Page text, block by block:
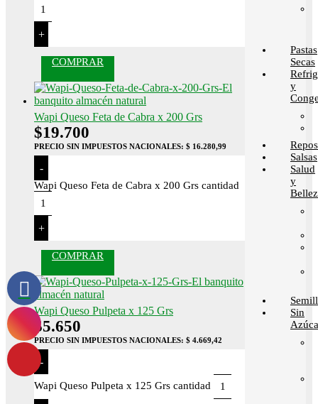
+
COMPRAR
Wapi Queso Feta de Cabra x 200 Grs
$19.700
PRECIO SIN IMPUESTOS NACIONALES: $ 16.280,99
-
Wapi Queso Feta de Cabra x 200 Grs cantidad
+
COMPRAR
Wapi Queso Pulpeta x 125 Grs
$5.650
PRECIO SIN IMPUESTOS NACIONALES: $ 4.669,42
-
Wapi Queso Pulpeta x 125 Grs cantidad
Pastas
Secas
y
Salsas
Salud
y
Sin